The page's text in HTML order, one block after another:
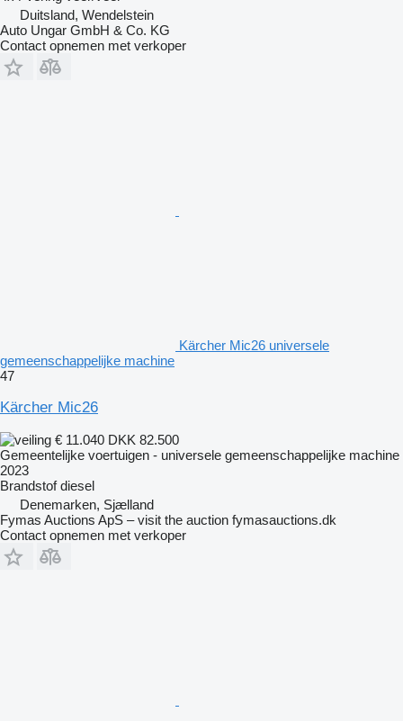
Duitsland, Wendelstein
Auto Ungar GmbH & Co. KG
Contact opnemen met verkoper
Kärcher Mic26 universele
gemeenschappelijke machine
47
Kärcher Mic26
€ 11.040 DKK 82.500
Gemeentelijke voertuigen - universele gemeenschappelijke machine
2023
Brandstof diesel
Denemarken, Sjælland
Fymas Auctions ApS – visit the auction fymasauctions.dk
Contact opnemen met verkoper